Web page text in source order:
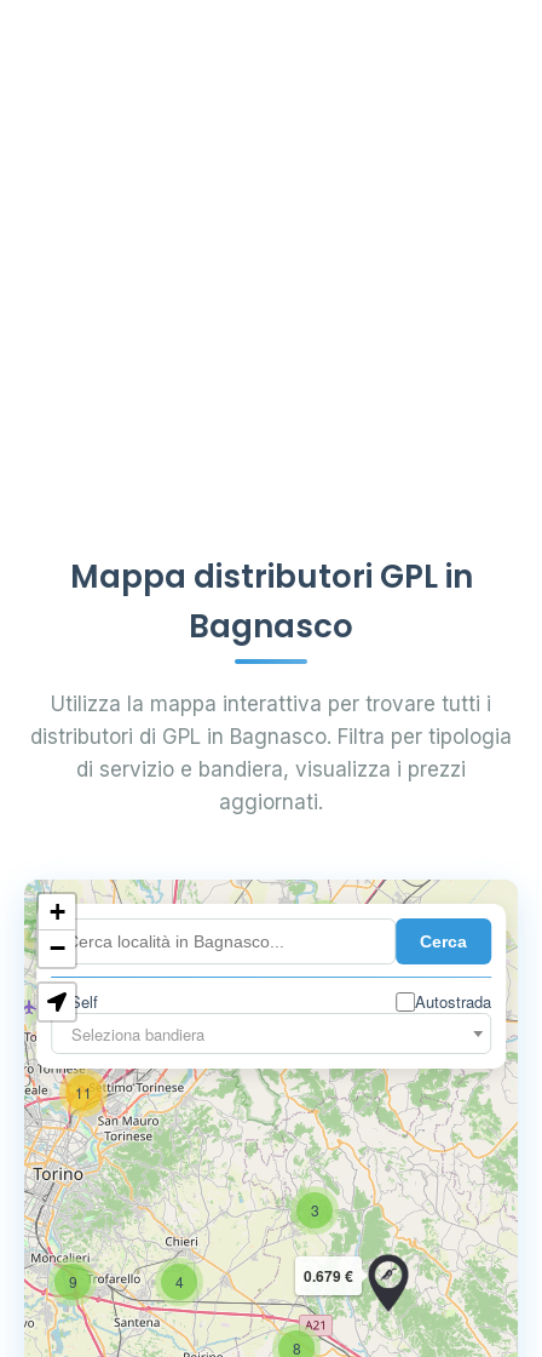
Mappa distributori GPL in
Bagnasco
Utilizza la mappa interattiva per trovare tutti i
distributori di GPL in Bagnasco. Filtra per tipologia
di servizio e bandiera, visualizza i prezzi
aggiornati.
Cerca
Self
Autostrada
Seleziona bandiera
8
9
11
4
3
8
0.679 €
+
−